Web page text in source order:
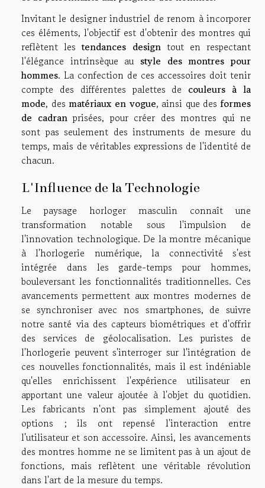
Invitant le designer industriel de renom à incorporer
ces éléments, l'objectif est d'obtenir des montres qui
reflètent lestendances designtout en respectant
l'élégance intrinsèque au style des montres pour
hommes. La confection de ces accessoires doit tenir
compte des différentes palettes de couleurs à la
mode, des matériaux en vogue, ainsi que desformes
de cadranprisées, pour créer des montres qui ne
sont pas seulement des instruments de mesure du
temps, mais de véritables expressions de l'identité de
chacun.
L'Influence de la Technologie
Le paysage horloger masculin connaît une
transformation notable sous l'impulsion de
l'innovation technologique. De la montre mécanique
à l'horlogerie numérique, la connectivité s'est
intégrée dans les garde-temps pour hommes,
bouleversant les fonctionnalités traditionnelles. Ces
avancements permettent aux montres modernes de
se synchroniser avec nos smartphones, de suivre
notre santé via des capteurs biométriques et d'offrir
des services de géolocalisation. Les puristes de
l'horlogerie peuvent s'interroger sur l'intégration de
ces nouvelles fonctionnalités, mais il est indéniable
qu'elles enrichissent l'expérience utilisateur en
apportant une valeur ajoutée à l'objet du quotidien.
Les fabricants n'ont pas simplement ajouté des
options ; ils ont repensé l'interaction entre
l'utilisateur et son accessoire. Ainsi, les avancements
des montres homme ne se limitent pas à un ajout de
fonctions, mais reflètent une véritable révolution
dans l'art de la mesure du temps.